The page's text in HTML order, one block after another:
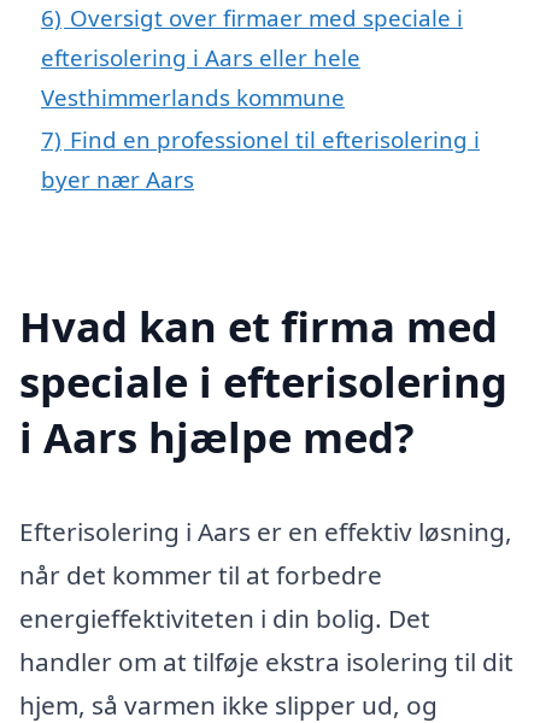
6) Oversigt over firmaer med speciale i
efterisolering i Aars eller hele
Vesthimmerlands kommune
7) Find en professionel til efterisolering i
byer nær Aars
Hvad kan et firma med
speciale i efterisolering
i Aars hjælpe med?
Efterisolering i Aars er en effektiv løsning,
når det kommer til at forbedre
energieffektiviteten i din bolig. Det
handler om at tilføje ekstra isolering til dit
hjem, så varmen ikke slipper ud, og